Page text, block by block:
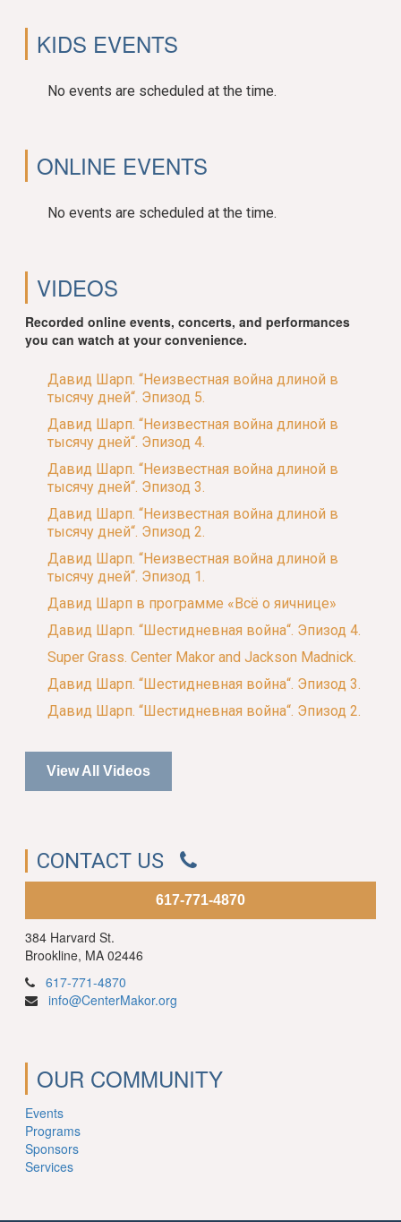
KIDS EVENTS
No events are scheduled at the time.
ONLINE EVENTS
No events are scheduled at the time.
VIDEOS
Recorded online events, concerts, and performances
you can watch at your convenience.
Давид Шарп. “Неизвестная война длиной в
тысячу дней“. Эпизод 5.
Давид Шарп. “Неизвестная война длиной в
тысячу дней“. Эпизод 4.
Давид Шарп. “Неизвестная война длиной в
тысячу дней“. Эпизод 3.
Давид Шарп. “Неизвестная война длиной в
тысячу дней“. Эпизод 2.
Давид Шарп. “Неизвестная война длиной в
тысячу дней“. Эпизод 1.
Давид Шарп в программе «Всё о яичнице»
Давид Шарп. “Шестидневная война“. Эпизод 4.
Super Grass. Center Makor and Jackson Madnick.
Давид Шарп. “Шестидневная война“. Эпизод 3.
Давид Шарп. “Шестидневная война“. Эпизод 2.
View All Videos
CONTACT US
617-771-4870
384 Harvard St.
Brookline, MA 02446
617-771-4870
info@CenterMakor.org
OUR COMMUNITY
Events
Programs
Sponsors
Services